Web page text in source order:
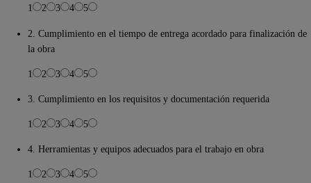
1 2 3 4 5
2. Cumplimiento en el tiempo de entrega acordado para finalización de
la obra
1 2 3 4 5
3. Cumplimiento en los requisitos y documentación requerida
1 2 3 4 5
4. Herramientas y equipos adecuados para el trabajo en obra
1 2 3 4 5